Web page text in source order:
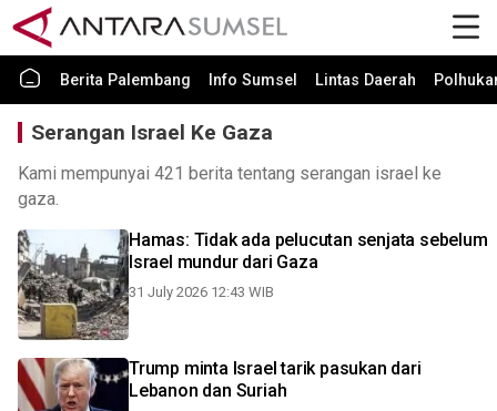
Berita Palembang Info Sumsel Lintas Daerah
Serangan Israel Ke Gaza
Kami mempunyai 421 berita tentang serangan israel ke
gaza.
Hamas: Tidak ada pelucutan senjata sebelum
Israel mundur dari Gaza
31 July 2026 12:43 WIB
Trump minta Israel tarik pasukan dari
Lebanon dan Suriah